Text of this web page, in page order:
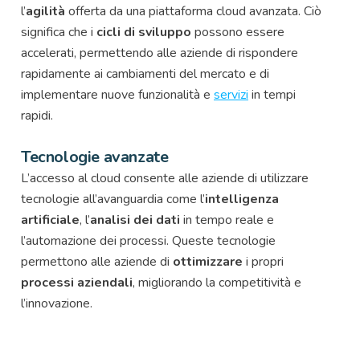
l’agilità offerta da una piattaforma cloud avanzata. Ciò
significa che i cicli di sviluppo possono essere
accelerati, permettendo alle aziende di rispondere
rapidamente ai cambiamenti del mercato e di
implementare nuove funzionalità e servizi in tempi
rapidi.
Tecnologie avanzate
L’accesso al cloud consente alle aziende di utilizzare
tecnologie all’avanguardia come l’intelligenza
artificiale, l’analisi dei dati in tempo reale e
l’automazione dei processi. Queste tecnologie
permettono alle aziende di ottimizzare i propri
processi aziendali, migliorando la competitività e
l’innovazione.